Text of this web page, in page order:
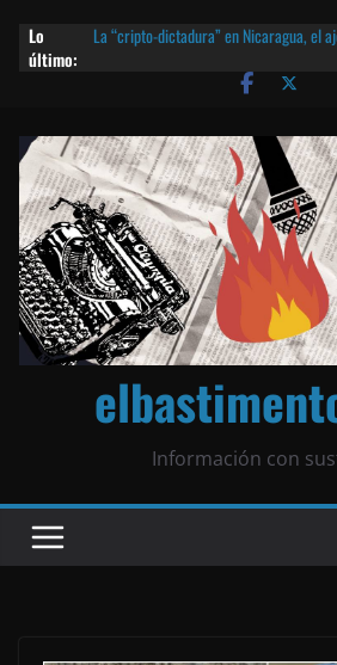
Lo
último:
La “cripto-dictadura” en Nicaragua, el
Agarrá tu POLLO FRITO, vamos a la
¡El partido único! Nicaragua, la Corea
Batman de Matagalpa
Las mentiras del Cardenal Leopoldo
¿Piratas de El Carmen en la India? El
¡O lo que queda!
Información con